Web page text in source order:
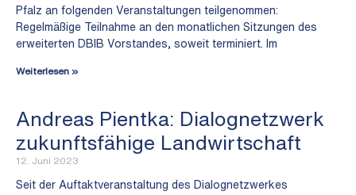
Pfalz an folgenden Veranstaltungen teilgenommen:
Regelmäßige Teilnahme an den monatlichen Sitzungen des
erweiterten DBIB Vorstandes, soweit terminiert. Im
Weiterlesen »
Andreas Pientka: Dialognetzwerk
zukunftsfähige Landwirtschaft
12. Juni 2023
Seit der Auftaktveranstaltung des Dialognetzwerkes